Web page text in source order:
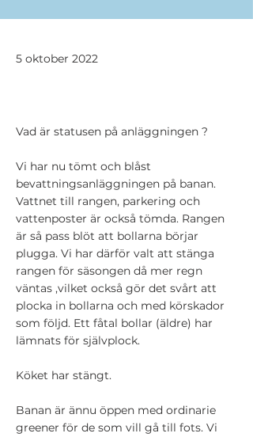
5 oktober 2022
Vad är statusen på anläggningen ?
Vi har nu tömt och blåst
bevattningsanläggningen på banan.
Vattnet till rangen, parkering och
vattenposter är också tömda. Rangen
är så pass blöt att bollarna börjar
plugga. Vi har därför valt att stänga
rangen för säsongen då mer regn
väntas ,vilket också gör det svårt att
plocka in bollarna och med körskador
som följd. Ett fåtal bollar (äldre) har
lämnats för självplock.
Köket har stängt.
Banan är ännu öppen med ordinarie
greener för de som vill gå till fots. Vi